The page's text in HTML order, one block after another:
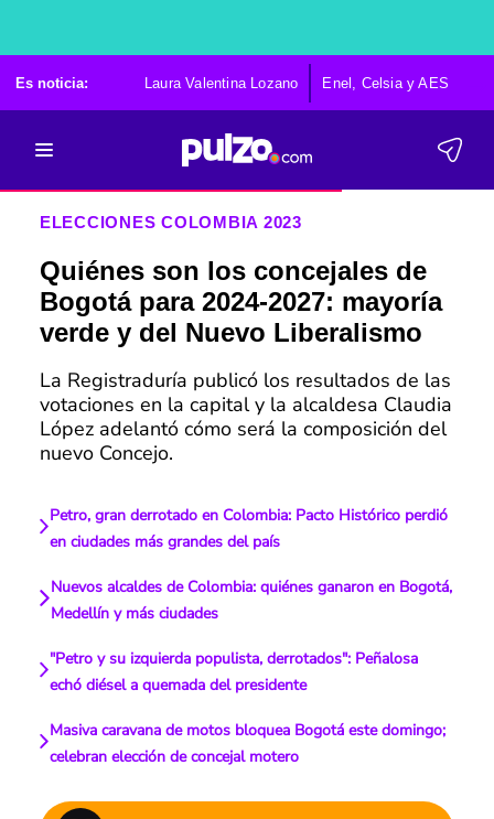
Es noticia: Laura Valentina Lozano Enel, Celsia y AES
ELECCIONES COLOMBIA 2023
Quiénes son los concejales de
Bogotá para 2024-2027: mayoría
verde y del Nuevo Liberalismo
La Registraduría publicó los resultados de las
votaciones en la capital y la alcaldesa Claudia
López adelantó cómo será la composición del
nuevo Concejo.
Petro, gran derrotado en Colombia: Pacto Histórico perdió
en ciudades más grandes del país
Nuevos alcaldes de Colombia: quiénes ganaron en Bogotá,
Medellín y más ciudades
"Petro y su izquierda populista, derrotados": Peñalosa
echó diésel a quemada del presidente
Masiva caravana de motos bloquea Bogotá este domingo;
celebran elección de concejal motero